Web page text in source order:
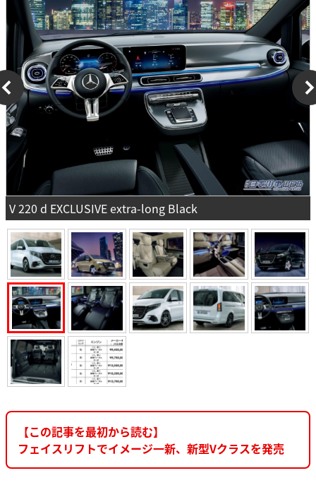
V 220 d EXCLUSIVE extra-long Black
【この記事を最初から読む】
フェイスリフトでイメージ一新、新型Vクラスを発売